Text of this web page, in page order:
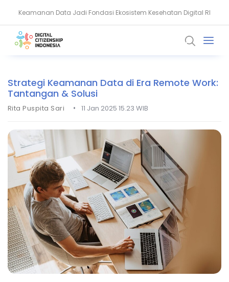
Keamanan Data Jadi Fondasi Ekosistem Kesehatan Digital RI
Akun WhatsApp Diblokir? Ini Penyebab dan Cara Mengatasinya
Strategi Keamanan Data di Era Remote Work:
Tantangan & Solusi
Rita Puspita Sari • 11 Jan 2025 15.23 WIB